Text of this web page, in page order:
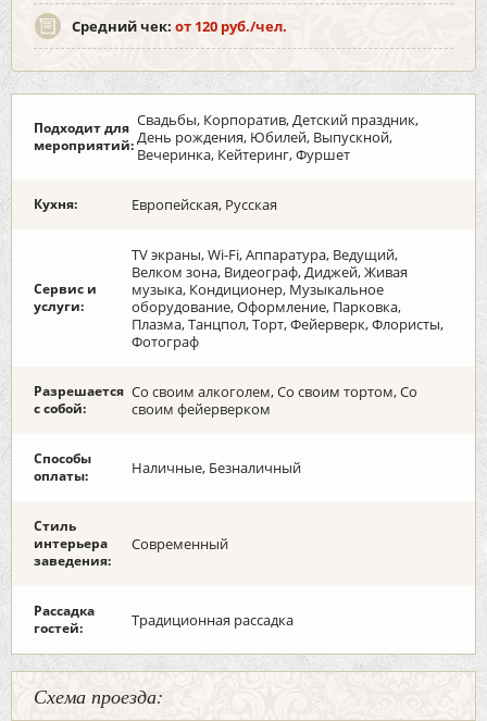
Средний чек: от 120 руб./чел.
Подходит для
мероприятий:
Свадьбы, Корпоратив, Детский праздник,
День рождения, Юбилей, Выпускной,
Вечеринка, Кейтеринг, Фуршет
Кухня: Европейская, Русская
Сервис и
услуги:
TV экраны, Wi-Fi, Аппаратура, Ведущий,
Велком зона, Видеограф, Диджей, Живая
музыка, Кондиционер, Музыкальное
оборудование, Оформление, Парковка,
Плазма, Танцпол, Торт, Фейерверк, Флористы,
Фотограф
Разрешается
с собой:
Со своим алкоголем, Со своим тортом, Со
своим фейерверком
Способы
оплаты:
Наличные, Безналичный
Стиль
интерьера
заведения:
Современный
Рассадка
гостей:
Традиционная рассадка
Схема проезда: